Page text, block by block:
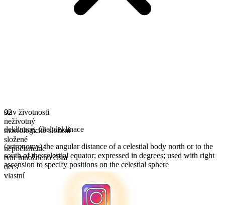
stav životnosti
neživotný
morfologické složení
složené
nepočitatelné
tvar množného čísla
decs
vlastní
02
deklinace,úhel deklinace
(astronomy) the angular distance of a celestial body north or to the
south of the celestial equator; expressed in degrees; used with right
ascension to specify positions on the celestial sphere